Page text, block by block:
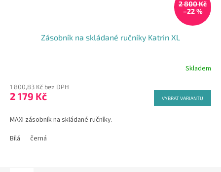
2 800 Kč
–22 %
Zásobník na skládané ručníky Katrin XL
Skladem
1 800,83 Kč bez DPH
2 179 Kč VYBRAT VARIANTU
MAXI zásobník na skládané ručníky.
Bílá
černá